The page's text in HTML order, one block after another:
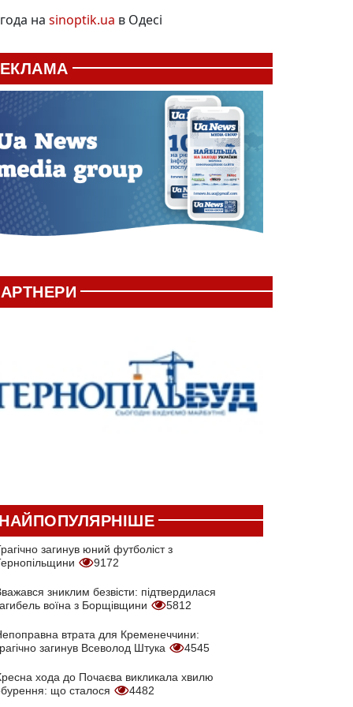
на sinoptik.ua в Одесі
загинув юний футболіст з
9172
зниклим безвісти: підтвердилася
воїна з Борщівщини
5812
втрата для Кременеччини:
загинув Всеволод Штука
4545
хода до Почаєва викликала хвилю
що сталося
4482